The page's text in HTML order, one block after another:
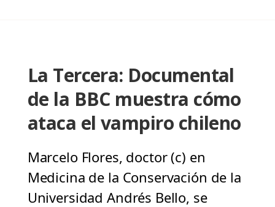
La Tercera: Documental
de la BBC muestra cómo
ataca el vampiro chileno
Marcelo Flores, doctor (c) en
Medicina de la Conservación de la
Universidad Andrés Bello, se